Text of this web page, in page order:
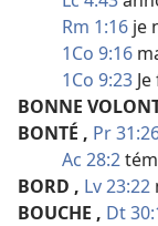
Rm 1:16 je
1Co 9:16
1Co 9:23
BONNE
BONTÉ , Pr
Ac 28:2
BORD , Lv 23:22
BOUCHE , Dt